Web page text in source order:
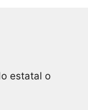
estatal o